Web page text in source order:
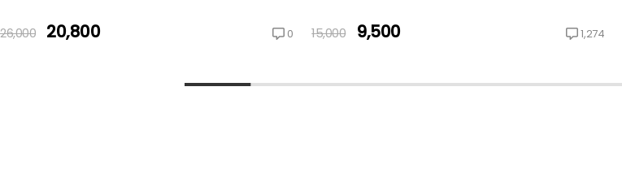
26,000 20,800 0 15,000 9,500 1,274